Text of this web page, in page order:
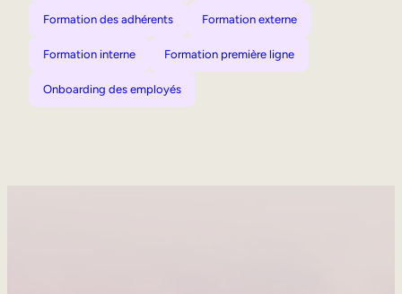
Formation des adhérents Formation externe
Formation interne Formation première ligne
Onboarding des employés